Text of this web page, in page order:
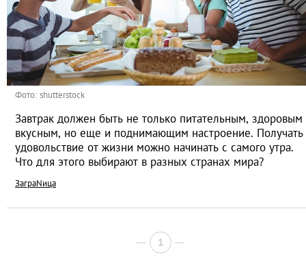
Фото: shutterstock
Завтрак должен быть не только питательным, здоровым
вкусным, но еще и поднимающим настроение. Получать
удовольствие от жизни можно начинать с самого утра.
Что для этого выбирают в разных странах мира?
ЗаграNица
1